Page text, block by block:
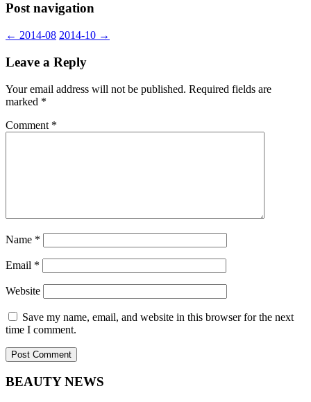
Post navigation
← 2014-08 2014-10 →
Leave a Reply
Your email address will not be published. Required fields are
marked *
Comment *
Name *
Email *
Website
Save my name, email, and website in this browser for the next
time I comment.
BEAUTY NEWS